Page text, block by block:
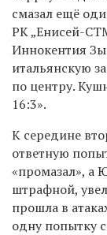
смазал ещё
РК „Енисей-
Иннокентия
итальянскую
по центру.
16:3».
К середине
ответную
«промазал», а
штрафной,
прошла в
одну попытку